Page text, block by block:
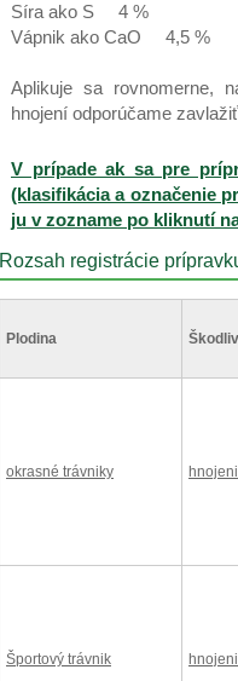
Síra ako S 4 %
Vápnik ako CaO 4,5 %
Aplikuje sa rovnomerne,
hnojení odporúčame
V prípade ak sa pre
(klasifikácia a označenie
ju v zozname po kliknutí
Rozsah registrácie
Plodina
okrasné trávniky
Športový trávnik